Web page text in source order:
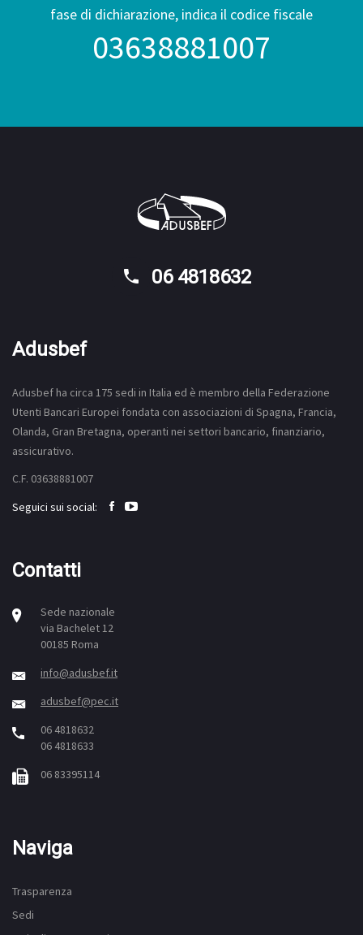
fase di dichiarazione, indica il codice fiscale
03638881007
06 4818632
Adusbef
Adusbef ha circa 175 sedi in Italia ed è membro della Federazione
Utenti Bancari Europei fondata con associazioni di Spagna, Francia,
Olanda, Gran Bretagna, operanti nei settori bancario, finanziario,
assicurativo.
C.F. 03638881007
Seguici sui social:
Contatti
Sede nazionale
via Bachelet 12
00185 Roma
info@adusbef.it
adusbef@pec.it
06 4818632
06 4818633
06 83395114
Naviga
Trasparenza
Sedi